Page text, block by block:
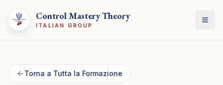
Control Mastery Theory
ITALIAN GROUP Apri
Torna a Tutta la Formazione